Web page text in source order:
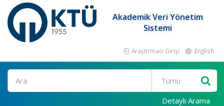
Akademik Veri Yönetim
Sistemi
Araştırmacı Girişi English
Ara
Detaylı Arama